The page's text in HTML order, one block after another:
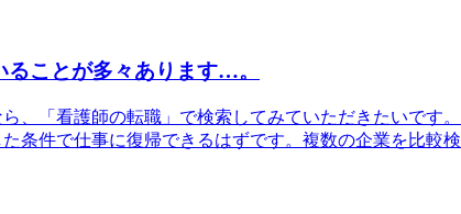
ことが多々あります…。
、「看護師の転職」で検索してみていただきたいです。
条件で仕事に復帰できるはずです。複数の企業を比較検